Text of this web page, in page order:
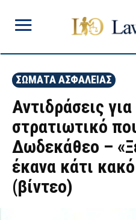
ΣΩΜΑΤΑ ΑΣΦΑΛΕΙΑΣ
Αντιδράσεις
στρατιωτικό
Δωδεκάθεο –
έκανα κάτι
(βίντεο)